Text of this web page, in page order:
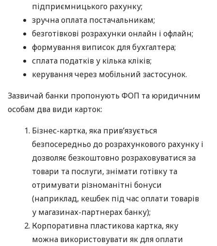
підприємницького рахунку;
зручна оплата постачальникам;
безготівкові розрахунки онлайн і офлайн;
формування виписок для бухгалтера;
сплата податків у кілька кліків;
керування через мобільний застосунок.
Зазвичай банки пропонують ФОП та юридичним
особам два види карток:
Бізнес-картка, яка прив’язується
безпосередньо до розрахункового рахунку і
дозволяє безкоштовно розраховуватися за
товари та послуги, знімати готівку та
отримувати різноманітні бонуси
(наприклад, кешбек під час оплати товарів
у магазинах-партнерах банку);
Корпоративна пластикова картка, яку
можна використовувати як для оплати